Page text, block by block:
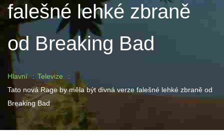
falešné lehké zbraně
od Breaking Bad
Hlavní
Televize
Tato nová Rage by měla být divná verze falešné lehké zbraně od
Breaking Bad